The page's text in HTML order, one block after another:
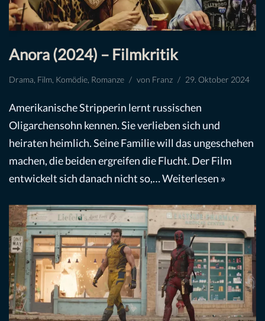
Anora (2024) – Filmkritik
Drama Film Komödie Romanze von Franz 29. Oktober 2024
Amerikanische Stripperin lernt russischen
Oligarchensohn kennen. Sie verlieben sich und
heiraten heimlich. Seine Familie will das ungeschehen
machen, die beiden ergreifen die Flucht. Der Film
entwickelt sich danach nicht so,…Weiterlesen »